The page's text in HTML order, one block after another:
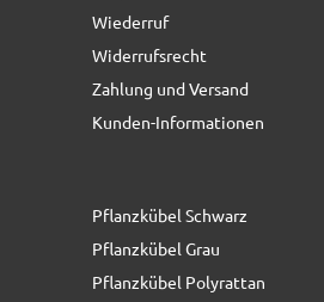
Wiederruf
Widerrufsrecht
Zahlung und Versand
Kunden-Informationen
Pflanzkübel Schwarz
Pflanzkübel Grau
Pflanzkübel Polyrattan